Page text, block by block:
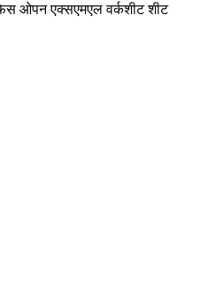
ओपन एक्सएमएल वर्कशीट शीट